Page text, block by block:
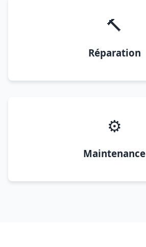
🔨
Réparation
⚙️
Maintenance